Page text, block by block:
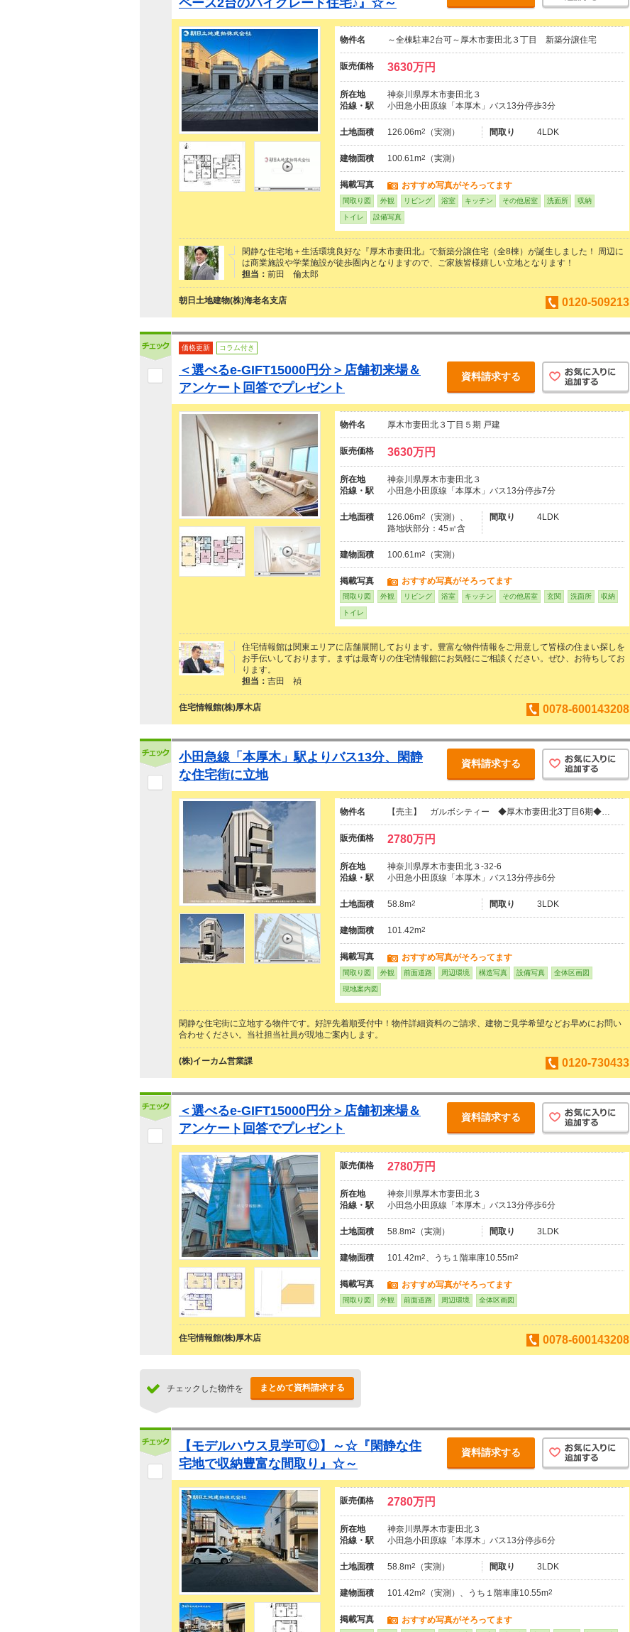
物件名 ～全棟駐車2台可～厚木市妻田北３丁目 新築分譲住宅
販売価格 3630万円
所在地
神奈川県厚木市妻田北３
沿線・駅
小田急小田原線「本厚木」バス13分停歩3分
土地面積 126.06m2 （実測） 間取り 4LDK
建物面積 100.61m2 （実測）
掲載写真 おすすめ写真がそろってます
間取り図 外観 リビング 浴室 キッチン その他居室 洗面所 収納
トイレ 設備写真
閑静な住宅地＋生活環境良好な『厚木市妻田北』で新築分譲住宅（全8棟）が誕生しました！ 周辺に
は商業施設や学業施設が徒歩圏内となりますので、ご家族皆様嬉しい立地となります！
担当： 前田 倫太郎
朝日土地建物(株)海老名支店 0120-509213
価格更新 コラム付き
＜選べるe-GIFT15000円分＞店舗初来場＆
アンケート回答でプレゼント
資料請求する
物件名 厚木市妻田北３丁目５期 戸建
販売価格 3630万円
所在地
神奈川県厚木市妻田北３
沿線・駅
小田急小田原線「本厚木」バス13分停歩7分
土地面積 126.06m2
（実測）、
路地状部分：45㎡含
間取り 4LDK
建物面積 100.61m2 （実測）
掲載写真 おすすめ写真がそろってます
間取り図 外観 リビング 浴室 キッチン その他居室 玄関 洗面所 収納
トイレ
住宅情報館は関東エリアに店舗展開しております。豊富な物件情報をご用意して皆様の住まい探しを
お手伝いしております。まずは最寄りの住宅情報館にお気軽にご相談ください。ぜひ、お待ちしてお
ります。
担当： 吉田 禎
住宅情報館(株)厚木店 0078-600143208
小田急線「本厚木」駅よりバス13分、閑静
な住宅街に立地
資料請求する
物件名 【売主】 ガルボシティー ◆厚木市妻田北3丁目6期◆…
販売価格 2780万円
所在地
神奈川県厚木市妻田北３-32-6
沿線・駅
小田急小田原線「本厚木」バス13分停歩6分
土地面積 58.8m2 間取り 3LDK
建物面積 101.42m2
掲載写真 おすすめ写真がそろってます
間取り図 外観 前面道路 周辺環境 構造写真 設備写真 全体区画図
現地案内図
閑静な住宅街に立地する物件です。好評先着順受付中！物件詳細資料のご請求、建物ご見学希望などお早めにお問い
合わせください。当社担当社員が現地ご案内します。
(株)イーカム営業課 0120-730433
＜選べるe-GIFT15000円分＞店舗初来場＆
アンケート回答でプレゼント
資料請求する
販売価格 2780万円
所在地
神奈川県厚木市妻田北３
沿線・駅
小田急小田原線「本厚木」バス13分停歩6分
土地面積 58.8m2 （実測） 間取り 3LDK
建物面積 101.42m2、うち１階車庫10.55m2
掲載写真 おすすめ写真がそろってます
間取り図 外観 前面道路 周辺環境 全体区画図
住宅情報館(株)厚木店 0078-600143208
チェックした物件を まとめて資料請求する
【モデルハウス見学可◎】～☆『閑静な住
宅地で収納豊富な間取り』☆～
資料請求する
販売価格 2780万円
所在地
神奈川県厚木市妻田北３
沿線・駅
小田急小田原線「本厚木」バス13分停歩6分
土地面積 58.8m2 （実測） 間取り 3LDK
建物面積 101.42m2 （実測）、うち１階車庫10.55m2
掲載写真 おすすめ写真がそろってます